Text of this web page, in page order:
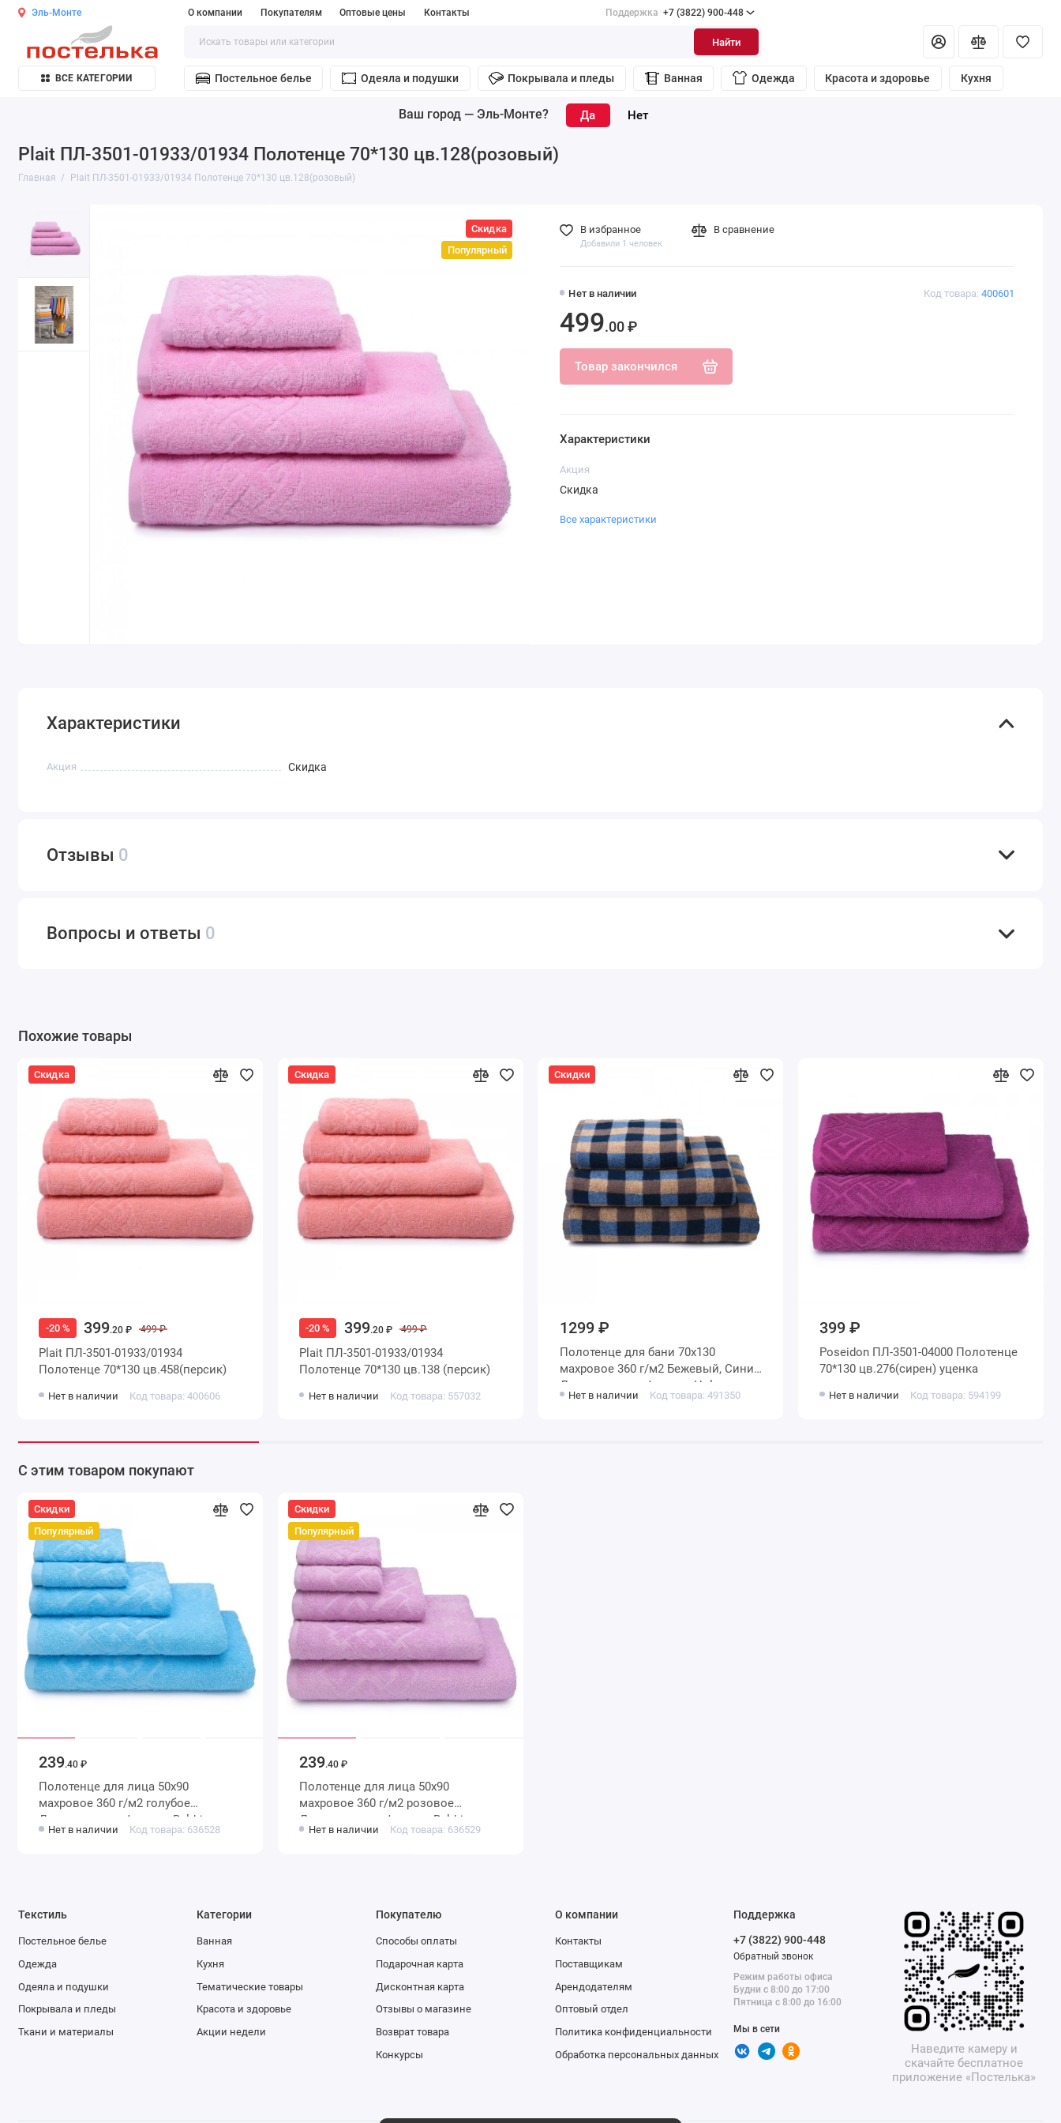
Эль-Монте О компании Покупателям Оптовые цены Контакты Поддержка +7 (3822) 900-448
Найти
ВСЕ КАТЕГОРИИ Постельное белье Одеяла и подушки Покрывала и пледы Ванная Одежда Красота и здоровье Кухня
Ваш город — Эль-Монте?
Plait ПЛ-3501-01933/01934 Полотенце 70*130 цв.128(розовый)
Главная Plait ПЛ-3501-01933/01934 Полотенце 70*130 цв.128(розовый)
Скидка
Популярный
Код товара: 400601
Нет в наличии
499.00 ₽
Товар закончился
В избранное
Добавили 1 человек
В сравнение
Характеристики
Акция
Скидка
Все характеристики
Характеристики
Акция Скидка
Отзывы 0
Вопросы и ответы 0
Похожие товары
Скидка
-20 % 399.20 ₽ 499 ₽
Plait ПЛ-3501-01933/01934
Полотенце 70*130 цв.458(персик)
Нет в наличии Код товара: 400606
Скидка
-20 % 399.20 ₽ 499 ₽
Plait ПЛ-3501-01933/01934
Полотенце 70*130 цв.138 (персик)
Нет в наличии Код товара: 557032
Скидки
1299 ₽
Полотенце для бани 70х130
махровое 360 г/м2 Бежевый, Синий
Донецкая мануфактура Holmes
New
Нет в наличии Код товара: 491350
399 ₽
Poseidon ПЛ-3501-04000 Полотенце
70*130 цв.276(сирен) уценка
Нет в наличии Код товара: 594199
С этим товаром покупают
Скидки
Популярный
239.40 ₽
Полотенце для лица 50х90
махровое 360 г/м2 голубое
Донецкая мануфактура Baldric
Нет в наличии Код товара: 636528
Скидки
Популярный
239.40 ₽
Полотенце для лица 50х90
махровое 360 г/м2 розовое
Донецкая мануфактура Baldric
Нет в наличии Код товара: 636529
Текстиль
Постельное белье
Одежда
Одеяла и подушки
Покрывала и пледы
Ткани и материалы
Категории
Ванная
Кухня
Тематические товары
Красота и здоровье
Акции недели
Покупателю
Способы оплаты
Подарочная карта
Дисконтная карта
Отзывы о магазине
Возврат товара
Конкурсы
О компании
Контакты
Поставщикам
Арендодателям
Оптовый отдел
Политика конфиденциальности
Обработка персональных данных
Поддержка
+7 (3822) 900-448
Обратный звонок
Режим работы офиса
Будни с 8:00 до 17:00
Пятница с 8:00 до 16:00
Мы в сети
Наведите камеру и
скачайте бесплатное
приложение «Постелька»